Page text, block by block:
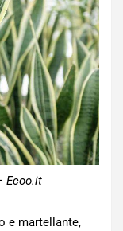
Ecoo.it
e martellante,